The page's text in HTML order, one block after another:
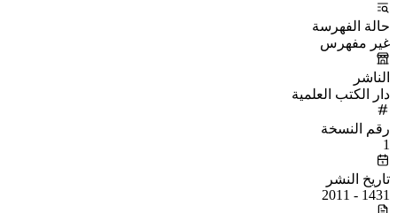
حالة الفهرسة
غير مفهرس
الناشر
دار الكتب العلمية
رقم النسخة
1
تاريخ النشر
1431 - 2011